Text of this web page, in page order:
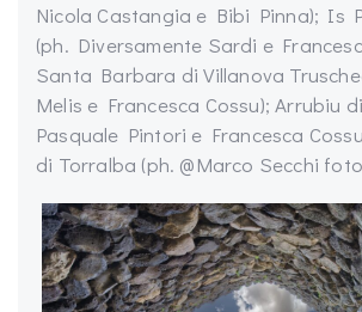
Nicola Castangia e Bibi Pinna); Is
(ph. Diversamente Sardi e
Santa Barbara di Villanova
Melis e Francesca Cossu); Arrubiu
Pasquale Pintori e Francesca
di Torralba (ph. @Marco Secchi